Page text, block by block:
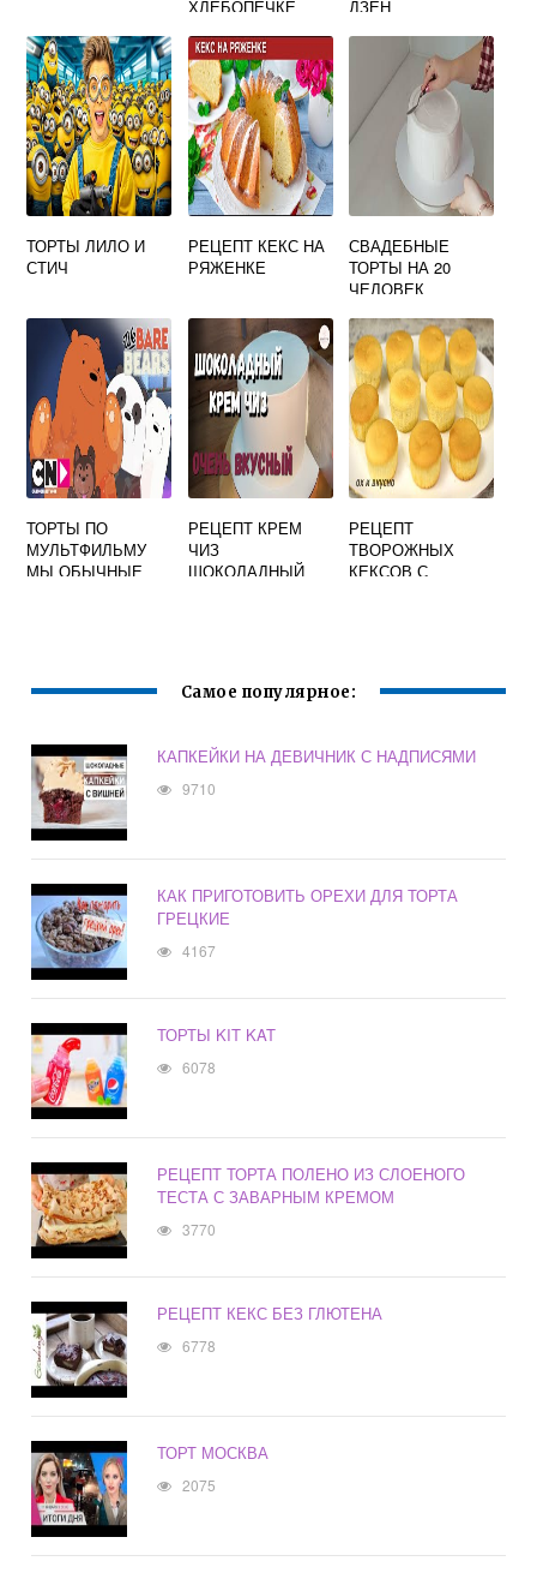
ХЛЕБОПЕЧКЕ ДЗЕН
ТОРТЫ ЛИЛО И
СТИЧ
РЕЦЕПТ КЕКС НА
РЯЖЕНКЕ
СВАДЕБНЫЕ
ТОРТЫ НА 20
ЧЕЛОВЕК
ТОРТЫ ПО
МУЛЬТФИЛЬМУ
МЫ ОБЫЧНЫЕ
РЕЦЕПТ КРЕМ
ЧИЗ
ШОКОЛАДНЫЙ
РЕЦЕПТ
ТВОРОЖНЫХ
КЕКСОВ С
Самое популярное:
КАПКЕЙКИ НА ДЕВИЧНИК С НАДПИСЯМИ
9710
КАК ПРИГОТОВИТЬ ОРЕХИ ДЛЯ ТОРТА
ГРЕЦКИЕ
4167
ТОРТЫ KIT KAT
6078
РЕЦЕПТ ТОРТА ПОЛЕНО ИЗ СЛОЕНОГО
ТЕСТА С ЗАВАРНЫМ КРЕМОМ
3770
РЕЦЕПТ КЕКС БЕЗ ГЛЮТЕНА
6778
ТОРТ МОСКВА
2075